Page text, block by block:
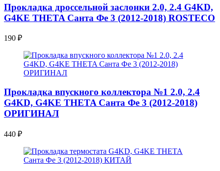
Прокладка дроссельной заслонки 2.0, 2.4 G4KD,
G4KE THETA Санта Фе 3 (2012-2018) ROSTECO
190 ₽
Прокладка впускного коллектора №1 2.0, 2.4
G4KD, G4KE THETA Санта Фе 3 (2012-2018)
ОРИГИНАЛ
440 ₽